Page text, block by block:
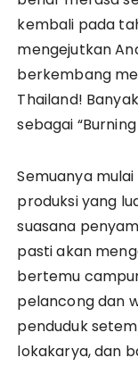
kembali pada
mengejutkan
berkembang
Thailand!
sebagai
Semuanya
produksi yang
suasana
pasti akan
bertemu
pelancong dan
penduduk
lokakarya, dan